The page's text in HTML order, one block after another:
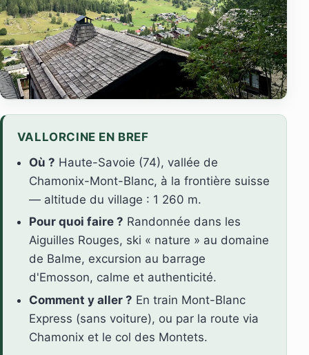
VALLORCINE EN BREF
Où ? Haute-Savoie (74), vallée de
Chamonix-Mont-Blanc, à la frontière suisse
— altitude du village : 1 260 m.
Pour quoi faire ? Randonnée dans les
Aiguilles Rouges, ski « nature » au domaine
de Balme, excursion au barrage
d'Emosson, calme et authenticité.
Comment y aller ? En train Mont-Blanc
Express (sans voiture), ou par la route via
Chamonix et le col des Montets.